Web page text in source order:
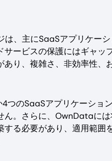
、主にSaaSアプリケーシ
ービスの保護にはギャッ
り、複雑さ、非効率性、
つのSaaSアプリケーショ
ん。さらに、OwnDataに
る必要があり、適用範囲